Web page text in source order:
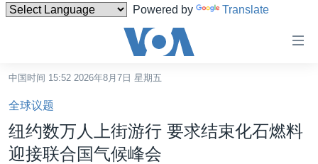
Powered by Translate
碍
链
接
跳
转
中国
中国时间 15:52 2026年8月7日 星期五
全球议题
纽约数万人上街游行 要求结束化石燃料
迎接联合国气候峰会